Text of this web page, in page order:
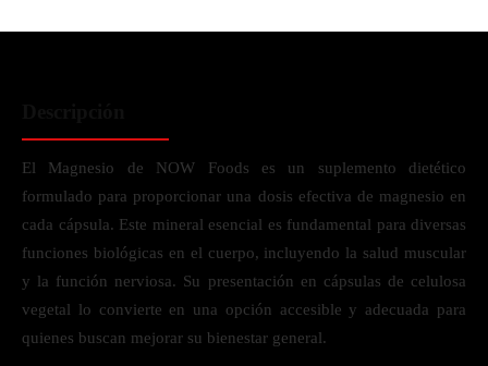
El Magnesio de NOW Foods es un suplemento dietético
formulado para proporcionar una dosis efectiva de magnesio en
cada cápsula. Este mineral esencial es fundamental para diversas
funciones biológicas en el cuerpo, incluyendo la salud muscular
y la función nerviosa. Su presentación en cápsulas de celulosa
vegetal lo convierte en una opción accesible y adecuada para
quienes buscan mejorar su bienestar general.